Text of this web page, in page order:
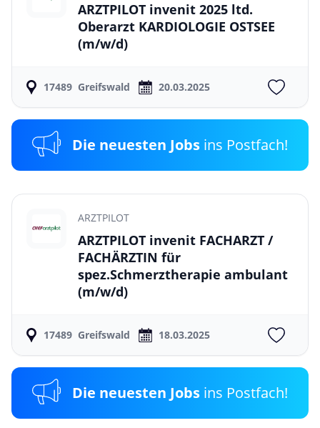
ARZTPILOT invenit 2025 ltd.
Oberarzt KARDIOLOGIE OSTSEE
(m/w/d)
17489 Greifswald 20.03.2025
Die neuesten Jobs ins Postfach!
ARZTPILOT
ARZTPILOT invenit FACHARZT /
FACHÄRZTIN für
spez.Schmerztherapie ambulant
(m/w/d)
17489 Greifswald 18.03.2025
Die neuesten Jobs ins Postfach!